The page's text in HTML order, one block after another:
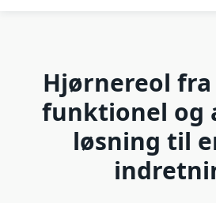
Hjørnereol fra
funktionel og
løsning til